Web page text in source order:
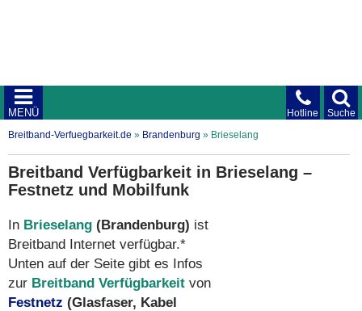
Suche
Hotline
MENÜ
Breitband-Verfuegbarkeit.de » Brandenburg » Brieselang
Breitband Verfügbarkeit in Brieselang –
Festnetz und Mobilfunk
In Brieselang (Brandenburg) ist
Breitband Internet verfügbar.*
Unten auf der Seite gibt es Infos
zur Breitband Verfügbarkeit von
Festnetz (Glasfaser, Kabel